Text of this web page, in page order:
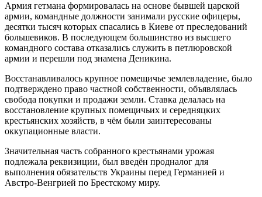
Армия гетмана формировалась на основе бывшей царской
армии, командные должности занимали русские офицеры,
десятки тысяч которых спасались в Киеве от преследований
большевиков. В последующем большинство из высшего
командного состава отказались служить в петлюровской
армии и перешли под знамена Деникина.
Восстанавливалось крупное помещичье землевладение, было
подтверждено право частной собственности, объявлялась
свобода покупки и продажи земли. Ставка делалась на
восстановление крупных помещичьих и середняцких
крестьянских хозяйств, в чём были заинтересованы
оккупационные власти.
Значительная часть собранного крестьянами урожая
подлежала реквизиции, был введён продналог для
выполнения обязательств Украины перед Германией и
Австро-Венгрией по Брестскому миру.